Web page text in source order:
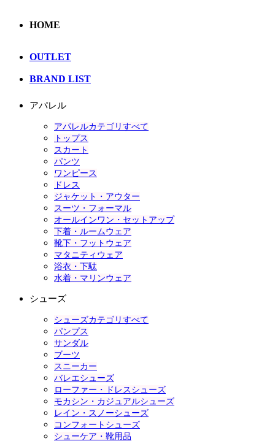
HOME
OUTLET
BRAND LIST
アパレル
アパレルカテゴリすべて
トップス
スカート
パンツ
ワンピース
ドレス
ジャケット・アウター
スーツ・フォーマル
オールインワン・セットアップ
下着・ルームウェア
靴下・フットウェア
マタニティウェア
浴衣・下駄
水着・マリンウェア
シューズ
シューズカテゴリすべて
パンプス
サンダル
ブーツ
スニーカー
バレエシューズ
ローファー・ドレスシューズ
モカシン・カジュアルシューズ
レイン・スノーシューズ
コンフォートシューズ
シューケア・靴用品